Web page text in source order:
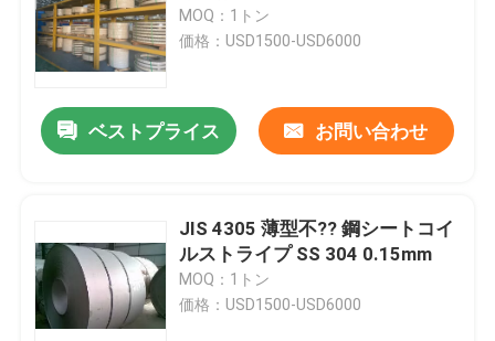
ビデオ
MOQ：1トン
価格：USD1500-USD6000
ベストプライス お問い合わせ
JIS 4305 薄型不?? 鋼シートコイ
ルストライプ SS 304 0.15mm
MOQ：1トン
価格：USD1500-USD6000